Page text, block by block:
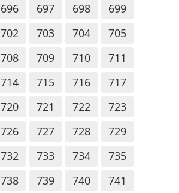
696 697 698
699
702 703 704
705
708 709 710
711
714 715 716
717
720 721 722
723
726 727 728
729
732 733 734
735
738 739 740
741